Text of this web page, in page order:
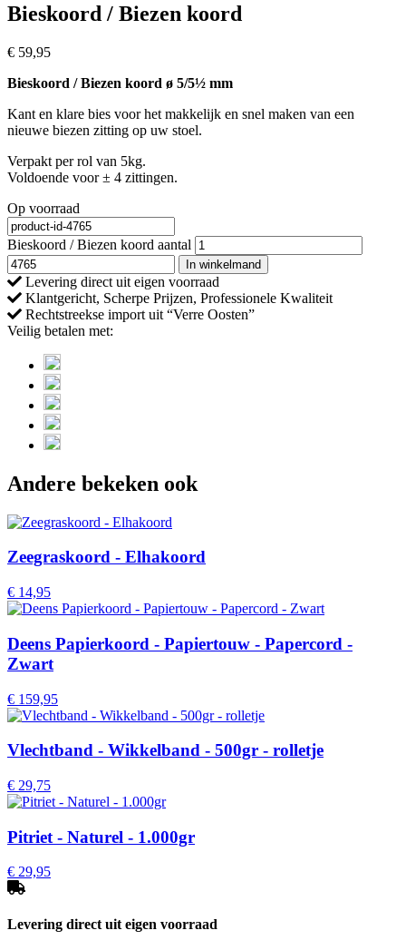
Bieskoord / Biezen koord
€ 59,95
Bieskoord / Biezen koord ø 5/5½ mm
Kant en klare bies voor het makkelijk en snel maken van een
nieuwe biezen zitting op uw stoel.
Verpakt per rol van 5kg.
Voldoende voor ± 4 zittingen.
Op voorraad
Bieskoord / Biezen koord aantal
In winkelmand
Levering direct uit eigen voorraad
Klantgericht, Scherpe Prijzen, Professionele Kwaliteit
Rechtstreekse import uit “Verre Oosten”
Veilig betalen met:
Andere bekeken ook
Zeegraskoord - Elhakoord
€ 14,95
Deens Papierkoord - Papiertouw - Papercord -
Zwart
€ 159,95
Vlechtband - Wikkelband - 500gr - rolletje
€ 29,75
Pitriet - Naturel - 1.000gr
€ 29,95
Levering direct uit eigen voorraad